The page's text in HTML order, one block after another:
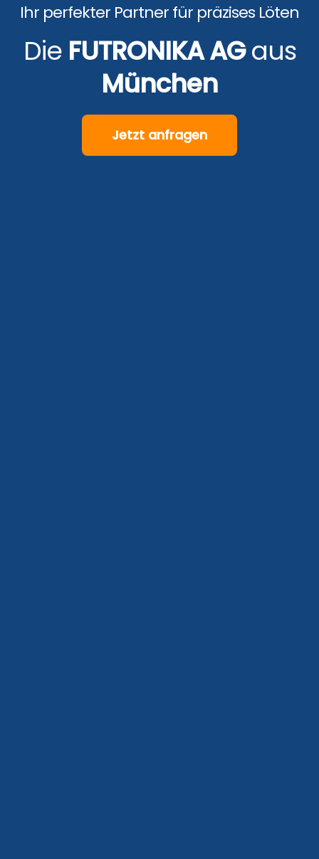
Ihr perfekter Partner für präzises Löten
DieFUTRONIKA AGaus
München
Jetzt anfragen